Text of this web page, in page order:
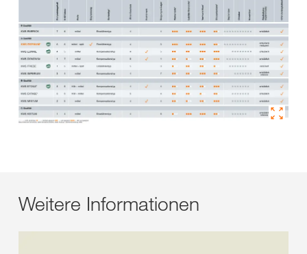
Weitere Informationen